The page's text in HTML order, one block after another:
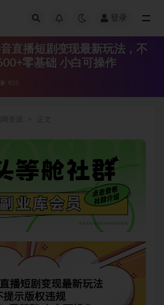
登录
直播短剧变现最新玩法，不
零基础 小白可操作
935